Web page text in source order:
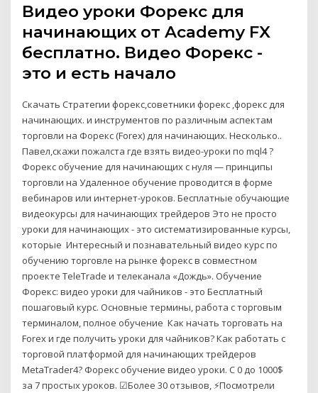
Видео уроки Форекс для
начинающих от Academy FX
бесплатно. Видео Форекс -
это и есть начало
Скачать Стратегии форекс,советники форекс ,форекс для
начинающих. и инструментов по различным аспектам
торговли на Форекс (Forex) для начинающих. Несколько..
Павел,скажи пожалста где взять видео-уроки по mql4 ?
Форекс обучение для начинающих с нуля — принципы
торговли на Удаленное обучение проводится в форме
вебинаров или интернет-уроков. Бесплатные обучающие
видеокурсы для начинающих трейдеров Это не просто
уроки для начинающих - это систематизированные курсы,
которые Интересный и познавательный видео курс по
обучению торговле на рынке форекс в совместном
проекте TeleTrade и телеканала «Дождь». Обучение
Форекс: видео уроки для чайников - это Бесплатный
пошаговый курс. Основные термины, работа с торговым
терминалом, полное обучение Как начать торговать на
Forex и где получить уроки для чайников? Как работать с
торговой платформой для начинающих трейдеров
MetaTrader4? Форекс обучение видео уроки. С 0 до 1000$
за 7 простых уроков. ☑Более 30 отзывов, ⚡Посмотрели